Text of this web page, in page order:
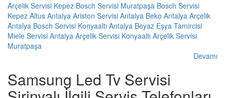
Arçelik Servisi Kepez Bosch Servisi Muratpaşa Bosch Servisi
Kepez Altus Antalya Ariston Servisi Antalya Beko Antalya Arçelik
Antalya Bosch Servisi Konyaaltı Antalya Beyaz Eşya Tamircisi
Miele Servisi Antalya Arçelik Servisi Konyaaltı Arçelik Servisi
Muratpaşa
Devamı
Samsung Led Tv Servisi